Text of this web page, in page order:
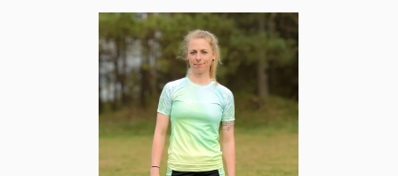
Bildergalerie überspringen